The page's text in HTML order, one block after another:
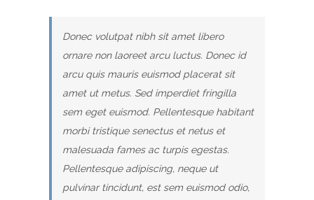
Donec volutpat nibh sit amet libero
ornare non laoreet arcu luctus. Donec id
arcu quis mauris euismod placerat sit
amet ut metus. Sed imperdiet fringilla
sem eget euismod. Pellentesque habitant
morbi tristique senectus et netus et
malesuada fames ac turpis egestas.
Pellentesque adipiscing, neque ut
pulvinar tincidunt, est sem euismod odio,